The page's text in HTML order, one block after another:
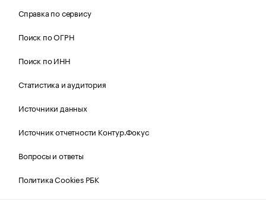
Справка по сервису
Поиск по ОГРН
Поиск по ИНН
Статистика и аудитория
Источники данных
Источник отчетности Контур.Фокус
Вопросы и ответы
Политика Cookies РБК